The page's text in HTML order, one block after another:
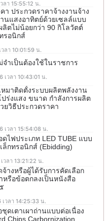
ลา 15:55:12 น.
า ประกวดราคาจ้างงานจ้าง
นแสงอาทิตย์ด้วยเซลล์แบบ
ตไม่น้อยกว่า 90 กิโลวัตต์
รอนิกส์
ลา 10:01:59 น.
ำเป็นต้องใช้ในราชการ
เวลา 10:43:01 น.
หมาติดตั้งระบบผลิตพลังงาน
ร่งแสง ขนาด กำลังการผลิต
ยวิธีประกวดราคา
เวลา 15:54:08 น.
ไฟประเภท LED TUBE แบบ
กทรอนิกส์ (ebidding)
วลา 13:21:22 น.
างหรือผู้ได้รับการคัดเลือก
รือข้อตกลงเป็นหนังสือ
วลา 14:25:33 น.
ดเตาเผาถ่านแบบต่อเนื่อง
Chips Carbornization